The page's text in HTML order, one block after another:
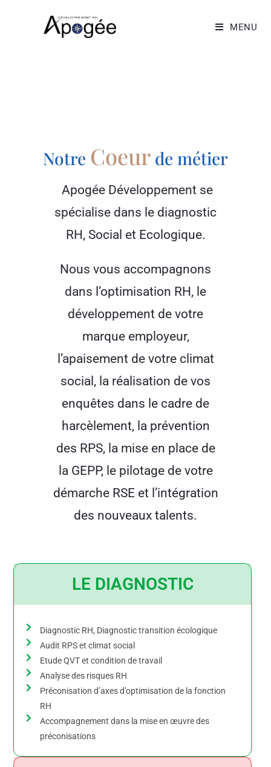
MENU
Notre Coeur de métier
Apogée Développement se
spécialise dans le diagnostic
RH, Social et Ecologique.
Nous vous accompagnons
dans l’optimisation RH, le
développement de votre
marque employeur,
l’apaisement de votre climat
social, la réalisation de vos
enquêtes dans le cadre de
harcèlement, la prévention
des RPS, la mise en place de
la GEPP, le pilotage de votre
démarche RSE et l’intégration
des nouveaux talents.
LE DIAGNOSTIC
Diagnostic RH, Diagnostic transition écologique
Audit RPS et climat social
Etude QVT et condition de travail
Analyse des risques RH
Préconisation d’axes d’optimisation de la fonction
RH
Accompagnement dans la mise en œuvre des
préconisations